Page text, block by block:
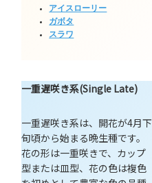
アイスローリー
ガボタ
スラワ
一重遅咲き系(Single Late)
一重遅咲き系は、開花が4月下
旬頃から始まる晩生種です。
花の形は一重咲きで、カップ
型または皿型、花の色は複色